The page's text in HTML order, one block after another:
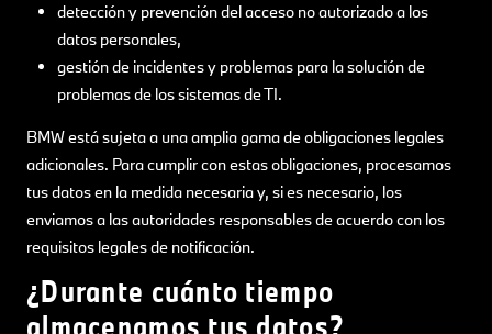
detección y prevención del acceso no autorizado a los
datos personales,
gestión de incidentes y problemas para la solución de
problemas de los sistemas de TI.
BMW está sujeta a una amplia gama de obligaciones legales
adicionales. Para cumplir con estas obligaciones, procesamos
tus datos en la medida necesaria y, si es necesario, los
enviamos a las autoridades responsables de acuerdo con los
requisitos legales de notificación.
¿Durante cuánto tiempo
almacenamos tus datos?